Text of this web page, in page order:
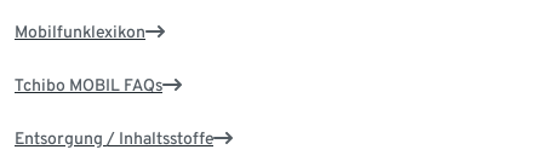
Mobilfunklexikon
Tchibo MOBIL FAQs
Entsorgung / Inhaltsstoffe